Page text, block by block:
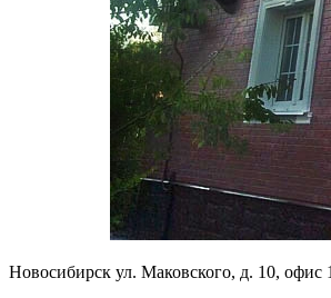
Новосибирск ул. Маковского, д. 10, офис